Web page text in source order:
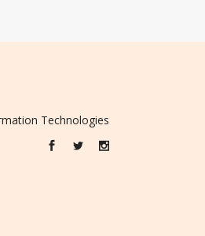
Technologies